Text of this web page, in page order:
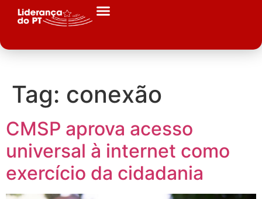
Tag: conexão
CMSP aprova acesso
universal à internet como
exercício da cidadania